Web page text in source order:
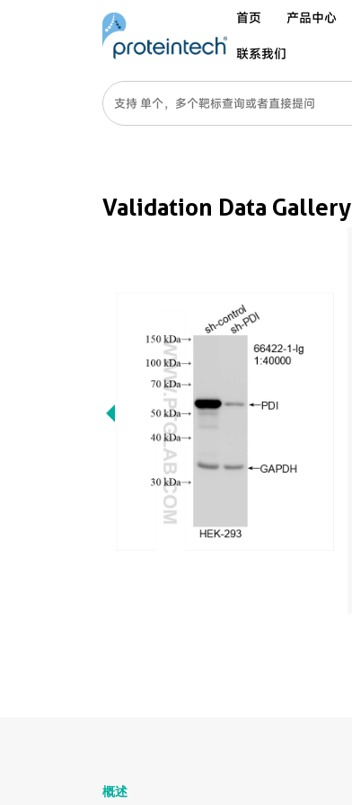
首页 产品中心
联系我们
Validation Data Gallery
概述